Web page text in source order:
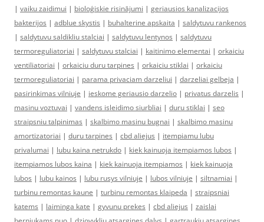
| vaiku zaidimui | bioloģiskie risinājumi | geriausios kanalizacijos
bakterijos | adblue skystis | buhalterine apskaita | saldytuvu rankenos
| saldytuvu saldikliu stalciai | saldytuvu lentynos | saldytuvu
termoreguliatoriai | saldytuvu stalciai | kaitinimo elementai | orkaiciu
ventiliatoriai | orkaiciu duru tarpines | orkaiciu stiklai | orkaiciu
termoreguliatoriai | parama privaciam darzeliui | darzeliai gelbeja |
pasirinkimas vilniuje | ieskome geriausio darzelio | privatus darzelis |
masinu voztuvai | vandens isleidimo siurbliai | duru stiklai | seo
straipsniu talpinimas | skalbimo masinu bugnai | skalbimo masinu
amortizatoriai | duru tarpines | cbd aliejus | itempiamu lubu
privalumai | lubu kaina netrukdo | kiek kainuoja itempiamos lubos |
itempiamos lubos kaina | kiek kainuoja itempiamos | kiek kainuoja
lubos | lubu kainos | lubu rusys vilniuje | lubos vilniuje | siltnamiai |
turbinu remontas kaune | turbinu remontas klaipeda | straipsniai
katems | laiminga kate | gyvunu prekes | cbd aliejus | zaislai